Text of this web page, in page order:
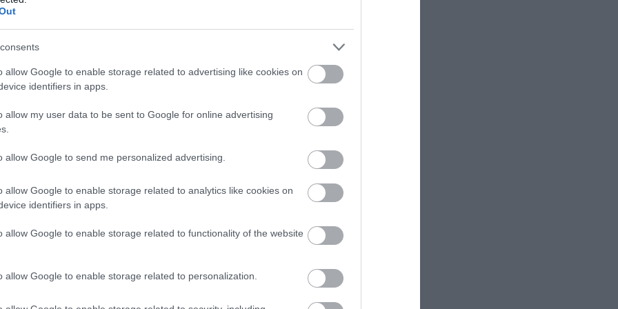
allow Google to enable storage related to advertising like cookies on
identifiers in apps.
allow my user data to be sent to Google for online advertising
allow Google to send me personalized advertising.
allow Google to enable storage related to analytics like cookies on
identifiers in apps.
allow Google to enable storage related to functionality of the website
allow Google to enable storage related to personalization.
Zolfaghar, χτυπώντας σφοδρά αμερικανικές βάσεις
τα δύο εμιράτα.
στιγμή, συναγερμός σήμανε και στα δύο κράτη του
Κόλπου, με τις Αρχές να παραμένουν σε πλήρη
are continuing to sound across Kuwait, amid yet
and missile attack by Iran.
(@sentdefender)
missile interceptions seen in the last few minutes
(@sentdefender)
June 6, 2026